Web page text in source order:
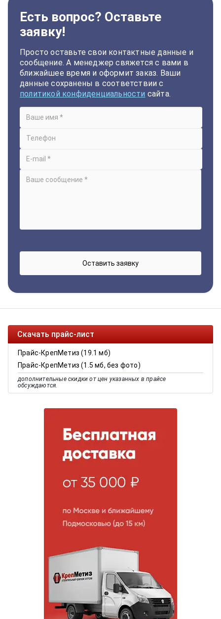
Есть вопрос? Оставьте
заявку!
Просто оставьте свои контактные данные и
сообщение. А менеджер свяжется с вами в
ближайшее время и оформит заказ. Ваши
данные сохранены в соответствии с
политикой конфиденциальности сайта.
Скачать прайс-лист
Прайс-КрепМетиз (19.1 мб)
Прайс-КрепМетиз (1.5 мб, без фото)
дополнительные скидки от цен указанных в прайсе
обсуждаются.